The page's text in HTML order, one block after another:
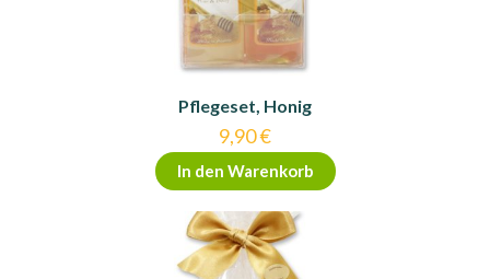
Pflegeset, Honig
9,90€
In den Warenkorb